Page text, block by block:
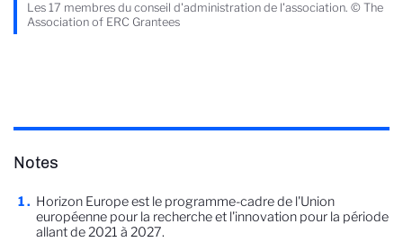
Les 17 membres du conseil d'administration de l'association. © The
Association of ERC Grantees
Notes
Horizon Europe est le programme-cadre de l'Union
européenne pour la recherche et l'innovation pour la période
allant de 2021 à 2027.